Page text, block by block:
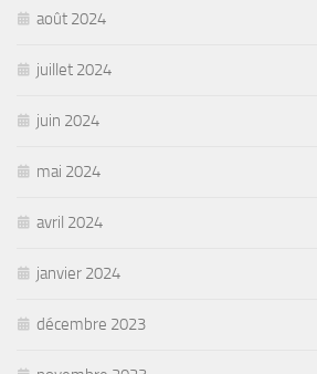
août 2024
juillet 2024
juin 2024
mai 2024
avril 2024
janvier 2024
décembre 2023